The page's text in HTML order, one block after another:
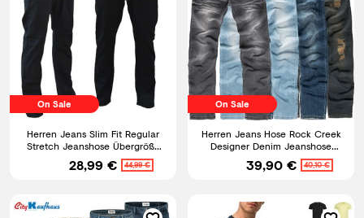
On Sale
Herren Jeans Slim Fit Regular
Stretch Jeanshose Übergröße
Hosen Six-Jeans
28,99 € 44,99 €
On Sale
Herren Jeans Hose Rock Creek
Designer Denim Jeanshose
Herrenhose Stretch M18 NEU
39,90 € 40,10 €